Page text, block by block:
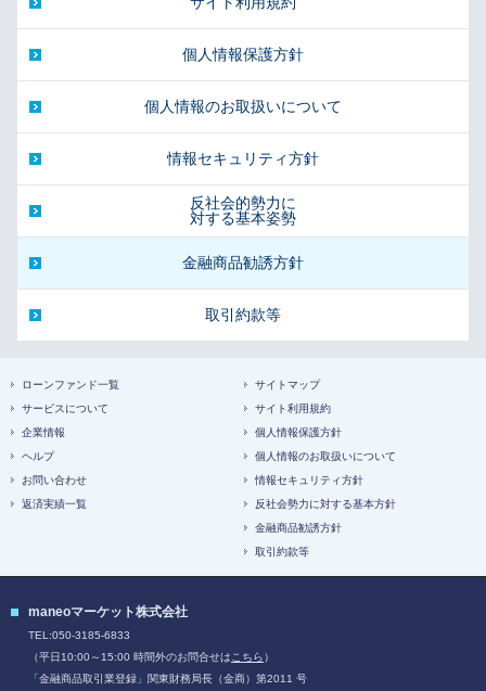
個人情報保護方針
個人情報のお取扱いについて
情報セキュリティ方針
反社会的勢力に
対する基本姿勢
金融商品勧誘方針
取引約款等
ローンファンド一覧
サービスについて
企業情報
ヘルプ
お問い合わせ
返済実績一覧
サイトマップ
サイト利用規約
個人情報保護方針
個人情報のお取扱いについて
情報セキュリティ方針
反社会勢力に対する基本方針
金融商品勧誘方針
取引約款等
maneoマーケット株式会社
TEL:050-3185-6833
（平日10:00～15:00 時間外のお問合せは こちら）
「金融商品取引業登録」関東財務局長（金商）第2011 号